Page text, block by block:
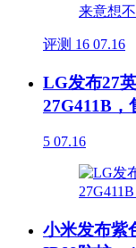
评测 16 07.16
LG发布27
27G411B，
5 07.16
小米发布紫